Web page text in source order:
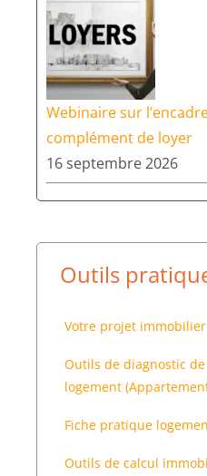
Webinaire sur
complément de loyer
16 septembre 2026
Outils
Votre projet immobilier
Outils de diagnostic
logement
Fiche pratique
Outils de calcul